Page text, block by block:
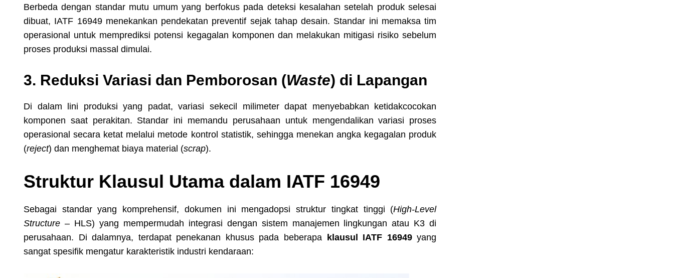
Berbeda dengan standar mutu umum yang berfokus pada deteksi kesalahan setelah produk selesai
dibuat, IATF 16949 menekankan pendekatan preventif sejak tahap desain. Standar ini memaksa tim
operasional untuk memprediksi potensi kegagalan komponen dan melakukan mitigasi risiko sebelum
proses produksi massal dimulai.
3. Reduksi Variasi dan Pemborosan (Waste) di Lapangan
Di dalam lini produksi yang padat, variasi sekecil milimeter dapat menyebabkan ketidakcocokan
komponen saat perakitan. Standar ini memandu perusahaan untuk mengendalikan variasi proses
operasional secara ketat melalui metode kontrol statistik, sehingga menekan angka kegagalan produk
(reject) dan menghemat biaya material (scrap).
Struktur Klausul Utama dalam IATF 16949
Sebagai standar yang komprehensif, dokumen ini mengadopsi struktur tingkat tinggi (High-Level
Structure – HLS) yang mempermudah integrasi dengan sistem manajemen lingkungan atau K3 di
perusahaan. Di dalamnya, terdapat penekanan khusus pada beberapa
klausul IATF 16949yang
sangat spesifik mengatur karakteristik industri kendaraan: